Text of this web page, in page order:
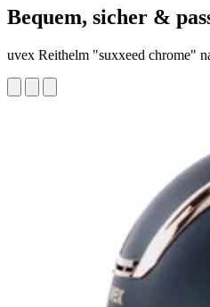
Bequem, sicher &
uvex Reithelm "suxxeed chrome"